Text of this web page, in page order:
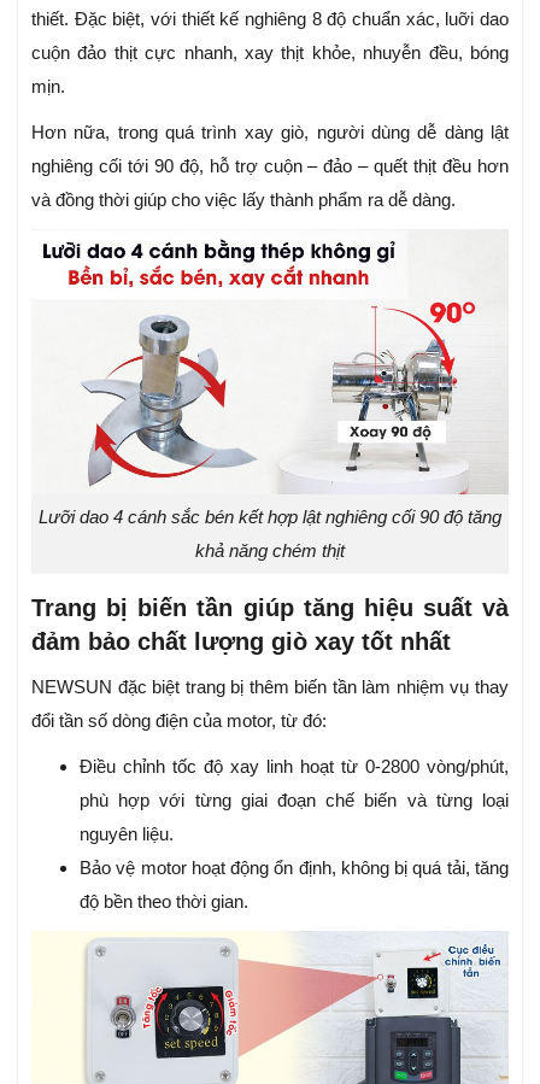
thiết. Đặc biệt, với thiết kế nghiêng 8 độ chuẩn xác, luỡi dao
cuộn đảo thịt cực nhanh, xay thịt khỏe, nhuyễn đều, bóng
mịn.
Hơn nữa, trong quá trình xay giò, người dùng dễ dàng lật
nghiêng cối tới 90 độ, hỗ trợ cuộn – đảo – quết thịt đều hơn
và đồng thời giúp cho việc lấy thành phẩm ra dễ dàng.
Lưỡi dao 4 cánh sắc bén kết hợp lật nghiêng cối 90 độ tăng
khả năng chém thịt
Trang bị biến tần giúp tăng hiệu suất và
đảm bảo chất lượng giò xay tốt nhất
NEWSUN đặc biệt trang bị thêm biến tần làm nhiệm vụ thay
đổi tần số dòng điện của motor, từ đó:
Điều chỉnh tốc độ xay linh hoạt từ 0-2800 vòng/phút,
phù hợp với từng giai đoạn chế biến và từng loại
nguyên liệu.
Bảo vệ motor hoạt động ổn định, không bị quá tải, tăng
độ bền theo thời gian.